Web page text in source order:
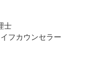
士
フカウンセラー